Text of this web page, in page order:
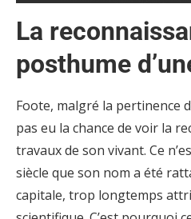
La
posthume
Foote, malgré la pertinence
pas eu la chance de voir la
travaux de son vivant. Ce
siècle que son nom a été
capitale, trop longtemps